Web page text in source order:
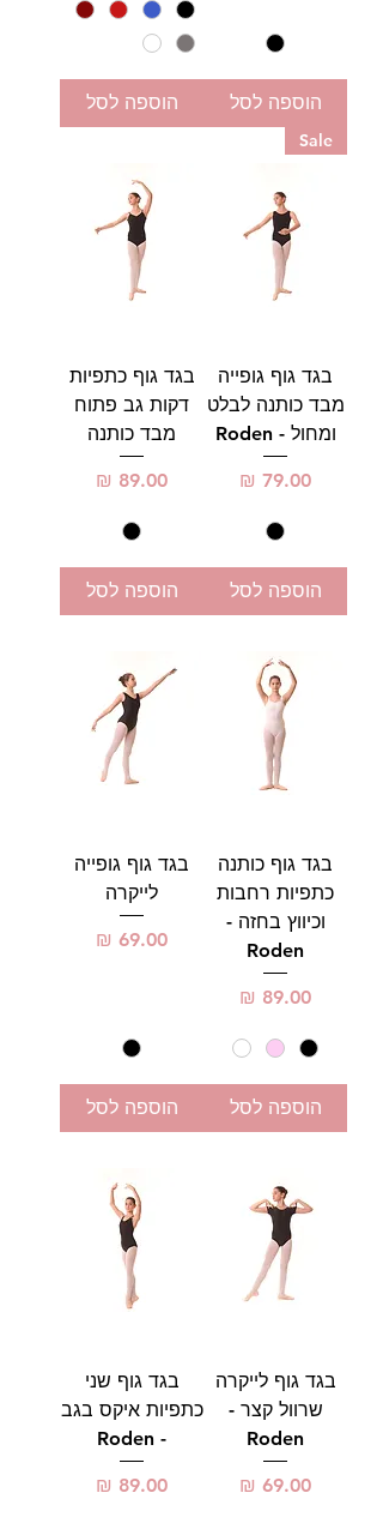
הוספה לסל הוספה לסל
Sale
בגד גוף גופייה
מבד כותנה לבלט
ומחול - Roden
מחיר
הוספה לסל
בגד גוף כתפיות
דקות גב פתוח
מבד כותנה
מחיר
הוספה לסל
בגד גוף כותנה
כתפיות רחבות
וכיווץ בחזה -
Roden
מחיר
הוספה לסל
בגד גוף גופייה
לייקרה
מחיר
הוספה לסל
בגד גוף לייקרה
שרוול קצר -
Roden
מחיר
בגד גוף שני
כתפיות איקס בגב
- Roden
מחיר